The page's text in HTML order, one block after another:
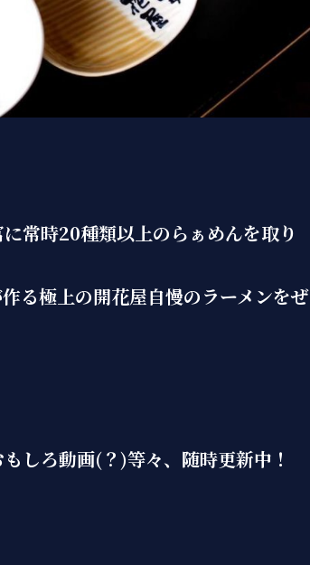
常時20種類以上のらぁめんを取り
る極上の開花屋自慢のラーメンをぜ
しろ動画(？)等々、随時更新中！